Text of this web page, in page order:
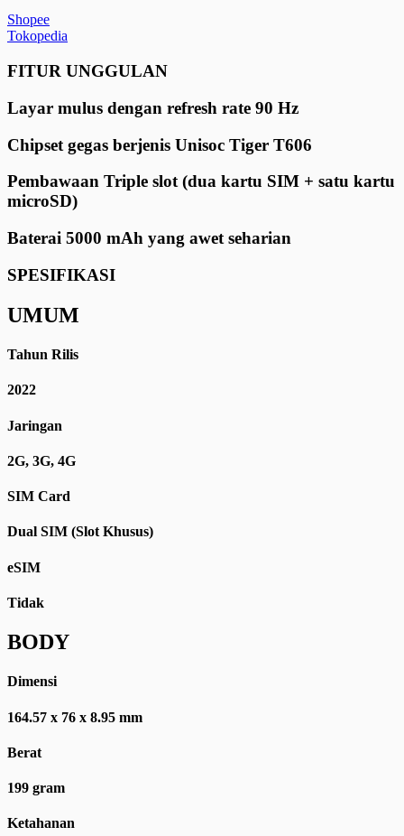
Shopee
Tokopedia
FITUR UNGGULAN
Layar mulus dengan refresh rate 90 Hz
Chipset gegas berjenis Unisoc Tiger T606
Pembawaan Triple slot (dua kartu SIM + satu kartu
microSD)
Baterai 5000 mAh yang awet seharian
SPESIFIKASI
UMUM
Tahun Rilis
2022
Jaringan
2G, 3G, 4G
SIM Card
Dual SIM (Slot Khusus)
eSIM
Tidak
BODY
Dimensi
164.57 x 76 x 8.95 mm
Berat
199 gram
Ketahanan